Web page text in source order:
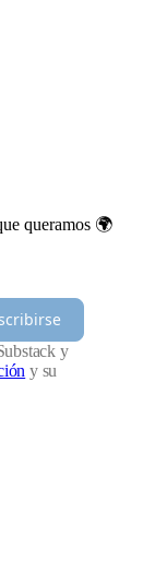
queramos 🌍
y
y su